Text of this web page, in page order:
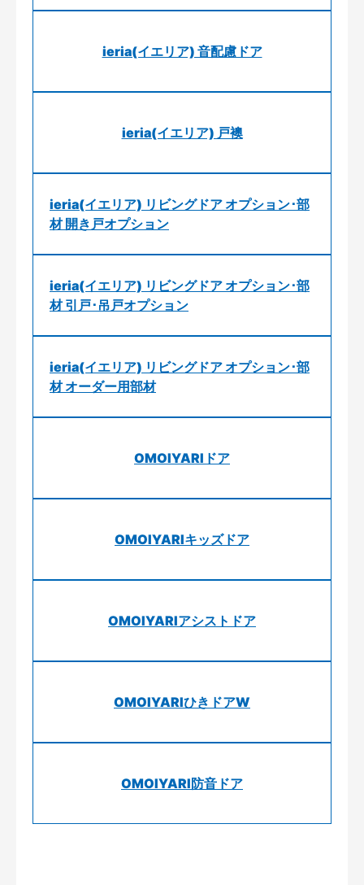
ieria(イエリア) 音配慮ドア
ieria(イエリア) 戸襖
ieria(イエリア) リビングドア オプション･部
材 開き戸オプション
ieria(イエリア) リビングドア オプション･部
材 引戸･吊戸オプション
ieria(イエリア) リビングドア オプション･部
材 オーダー用部材
OMOIYARIドア
OMOIYARIキッズドア
OMOIYARIアシストドア
OMOIYARIひきドアW
OMOIYARI防音ドア